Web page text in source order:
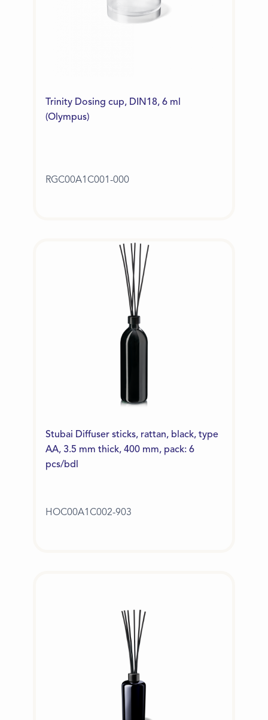
Trinity Dosing cup, DIN18, 6 ml
(Olympus)
RGC00A1C001-000
Stubai Diffuser sticks, rattan, black, type
AA, 3.5 mm thick, 400 mm, pack: 6
pcs/bdl
HOC00A1C002-903